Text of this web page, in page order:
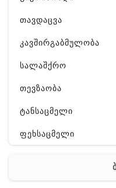
თავდაცვა
კავშირგაბმულობა
სალაშქრო
თევზაობა
ტანსაცმელი
ფეხსაცმელი
აქსესუარები